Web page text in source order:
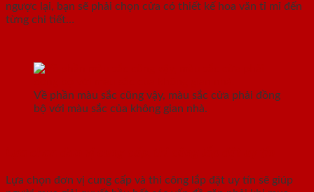
ngược lại, bạn sẽ phải chọn cửa có thiết kế hoa văn tỉ mỉ đến
từng chi tiết…
Về phần màu sắc cũng vậy, màu sắc cửa phải đồng
bộ với màu sắc của không gian nhà.
Lựa chọn đơn vị cung cấp và thi công lắp đặt uy tín sẽ giúp